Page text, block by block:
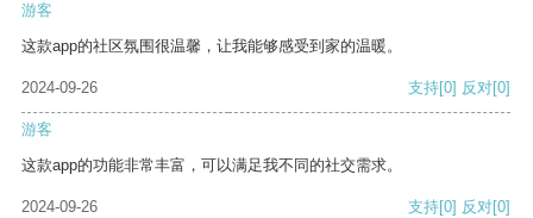
游客
这款app的社区氛围很温馨，让我能够感受到家的温暖。
2024-09-26 支持[0] 反对[0]
游客
这款app的功能非常丰富，可以满足我不同的社交需求。
2024-09-26 支持[0] 反对[0]